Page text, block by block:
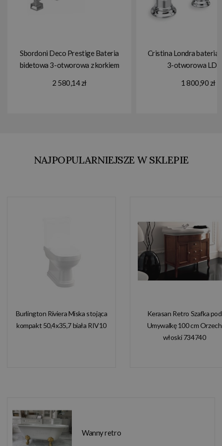
Sbordoni Deco Prestige Bateria
bidetowa 3-otworowa z korkiem
2 580,14 zł
Cristina Londra bateria
3-otworowa
1 800,90 zł
NAJPOPULARNIEJSZE W SKLEPIE
Burlington Riviera Miska stojąca
kompakt 50,4x35,7 biała RIV10
Kerasan Retro Szafka pod
Umywalkę 100 cm Orzech
włoski 734740
Wanny retro